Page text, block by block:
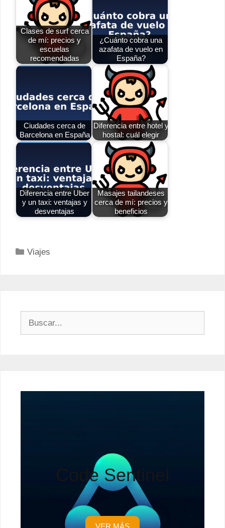
Clases de surf cerca
de mí: precios y
escuelas
recomendadas
¿Cuánto cobra una
azafata de vuelo en
España?
Ciudades cerca de
Barcelona en España
Diferencia entre hotel y
hostal: cuál elegir
Diferencia entre Uber
y un taxi: ventajas y
desventajas
Masajes tailandeses
cerca de mí: precios y
beneficios
Categorías
Viajes
Code Sentinel
VER MÁS